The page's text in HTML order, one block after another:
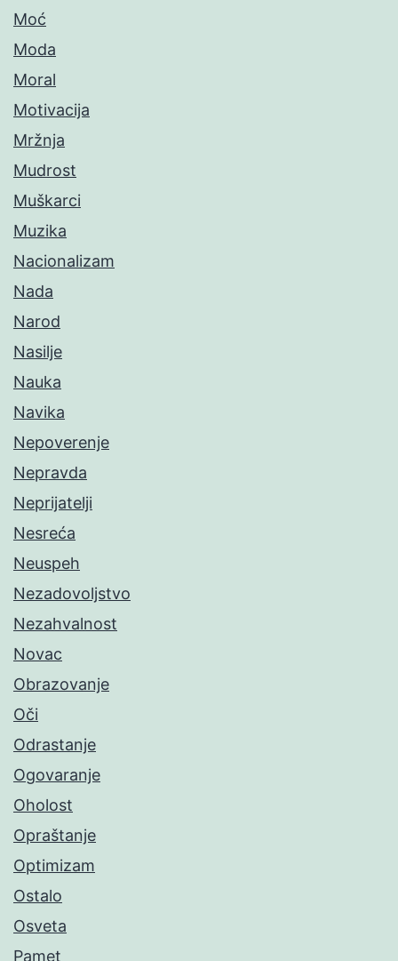
Moć
Moda
Moral
Motivacija
Mržnja
Mudrost
Muškarci
Muzika
Nacionalizam
Nada
Narod
Nasilje
Nauka
Navika
Nepoverenje
Nepravda
Neprijatelji
Nesreća
Neuspeh
Nezadovoljstvo
Nezahvalnost
Novac
Obrazovanje
Oči
Odrastanje
Ogovaranje
Oholost
Opraštanje
Optimizam
Ostalo
Osveta
Pamet